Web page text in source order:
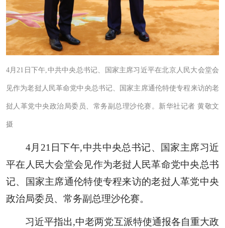
4月21日下午,中共中央总书记、国家主席习近平在北京人民大会堂会
见作为老挝人民革命党中央总书记、国家主席通伦特使专程来访的老
挝人革党中央政治局委员、常务副总理沙伦赛。新华社记者 黄敬文
摄
4月21日下午,中共中央总书记、国家主席习近
平在人民大会堂会见作为老挝人民革命党中央总书
记、国家主席通伦特使专程来访的老挝人革党中央
政治局委员、常务副总理沙伦赛。
习近平指出,中老两党互派特使通报各自重大政